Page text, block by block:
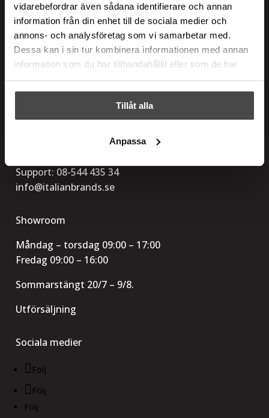
vidarebefordrar även sådana identifierare och annan
information från din enhet till de sociala medier och
annons- och analysföretag som vi samarbetar med.
Dessa kan i sin tur kombinera informationen med annan
information som du har tillhandahållit eller som de har
samlat in när du har använt deras tjänster.
Tillåt alla
Anpassa
Italian Brands
Adress
Ranhammarsvägen 20
Support: 08-544 435 34
info@italianbrands.se
Showroom
Måndag – torsdag 09:00 – 17:00
Fredag 09:00 – 16:00
Sommarstängt 20/7 – 9/8.
Utförsäljning
Sociala medier
Följ
Följ
Följ